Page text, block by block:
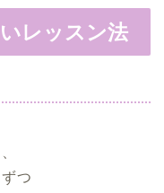
レッスン法
つ